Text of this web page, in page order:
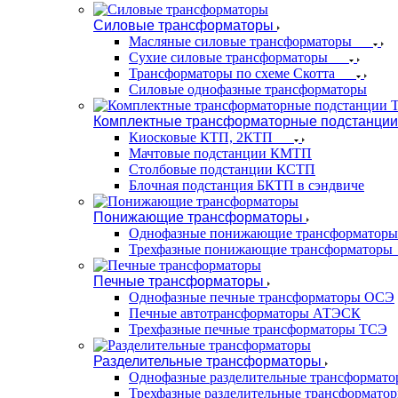
Силовые трансформаторы
Масляные силовые трансформаторы
Сухие силовые трансформаторы
Трансформаторы по схеме Скотта
Силовые однофазные трансформаторы
Комплектные трансформаторные
Киосковые КТП, 2КТП
Мачтовые подстанции КМТП
Столбовые подстанции КСТП
Блочная подстанция БКТП в сэндвиче
Понижающие трансформаторы
Однофазные понижающие трансформаторы
Трехфазные понижающие трансформаторы
Печные трансформаторы
Однофазные печные трансформаторы ОСЭ
Печные автотрансформаторы АТЭСК
Трехфазные печные трансформаторы ТСЭ
Разделительные трансформаторы
Однофазные разделительные
Трехфазные разделительные